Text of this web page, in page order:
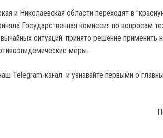
и Николаевская области переходят в
Государственная комиссия по вопросам
ситуаций. принято решение применить
меры.
Telegram-канал и узнавайте первыми о